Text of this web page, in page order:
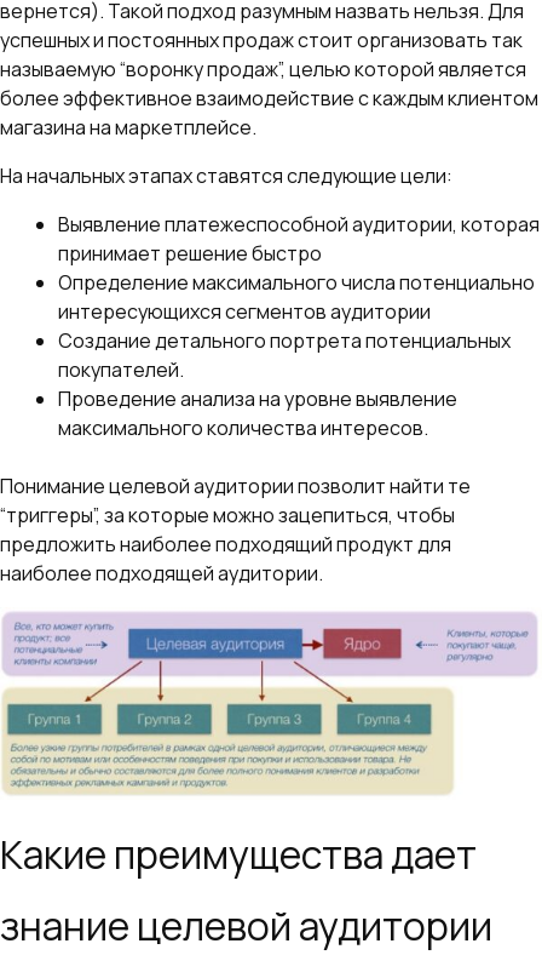
вернется). Такой подход разумным назвать нельзя. Для
успешных и постоянных продаж стоит организовать так
называемую “воронку продаж”, целью которой является
более эффективное взаимодействие с каждым клиентом
магазина на маркетплейсе.
На начальных этапах ставятся следующие цели:
Выявление платежеспособной аудитории, которая
принимает решение быстро
Определение максимального числа потенциально
интересующихся сегментов аудитории
Создание детального портрета потенциальных
покупателей.
Проведение анализа на уровне выявление
максимального количества интересов.
Понимание целевой аудитории позволит найти те
“триггеры”, за которые можно зацепиться, чтобы
предложить наиболее подходящий продукт для
наиболее подходящей аудитории.
Какие преимущества дает
знание целевой аудитории